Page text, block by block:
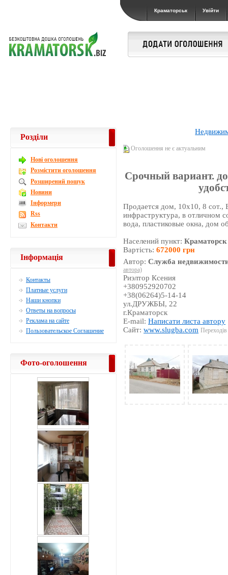
Краматорськ Увійти
Оголошення не є актуальним
Срочный вариант.
Продается дом, 10х10, 8 сот.,
инфраструктура, в отличном
вода, пластиковые окна, дом
Населений пункт:Краматорск
Вартість:672000 грн
Автор:Служба
автора)
Риэлтор Ксения
+380952920702
+38(06264)5-14-14
ул.ДРУЖБЫ, 22
г.Краматорск
E-mail:Написати листа автору
Сайт:www.slugba.com
Розділи
Новi оголошення
Розмістити оголошення
Розширений пошук
Новини
Інформери
Rss
Контакти
Інформація
Контакты
Платные услуги
Наши кнопки
Ответы на вопросы
Реклама на сайте
Пользовательское Соглашение
Фото-оголошення